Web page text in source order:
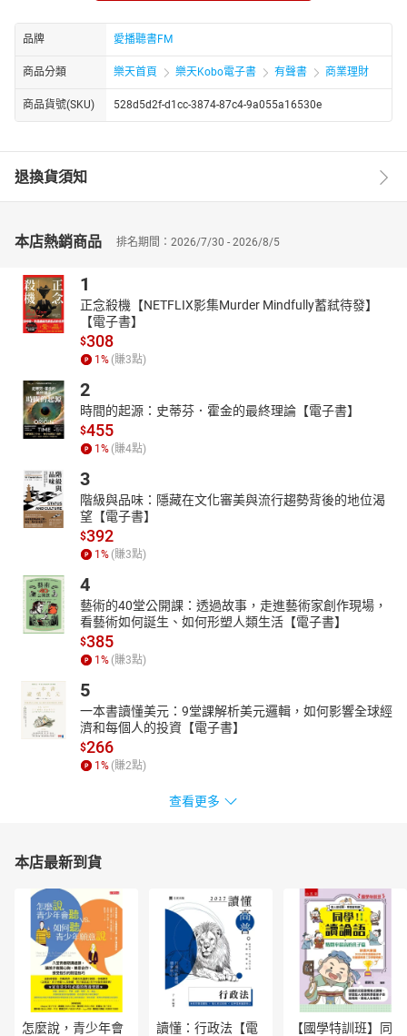
作者簡介-財金智慧教育推廣協會
因應複雜的金融環境，財金智慧已是每個人的基本生活技能，各國
紛紛投入提倡財金教育的行列。在台灣，一般大眾的基礎金融知識
普遍不足，導致許多社會問題。因此我們結合一群財金、教育界專
（FINLEA, Financial Literacy & Education Association），FINLEA
歷任理事長包含林全、楊子江、薛明玲及現任周行一理事長。
在人生不同階段的目標。
02 開啟財富之門—學會賺錢的第一課
04 花錢—彩虹市集的選擇考驗
05 信用—遺棄之島的約定考驗
06 保險—熱帶海域的風險試煉
07 投資—空中花園的成長考驗
08 助人—泡泡王國的大危機
品牌 愛播聽書FM
商品分類 樂天首頁 樂天Kobo電子書 有聲書 商業理財
商品貨號(SKU) 528d5d2f-d1cc-3874-87c4-9a055a16530e
退換貨須知
本店熱銷商品 排名期間：2026/7/30 - 2026/8/5
1
正念殺機【NETFLIX影集Murder Mindfully蓄弒待發】
【電子書】
$308
1 % (賺3點)
2
時間的起源：史蒂芬．霍金的最終理論【電子書】
$455
1 % (賺4點)
3
階級與品味：隱藏在文化審美與流行趨勢背後的地位渴
望【電子書】
$392
1 % (賺3點)
4
藝術的40堂公開課：透過故事，走進藝術家創作現場，
看藝術如何誕生、如何形塑人類生活【電子書】
$385
1 % (賺3點)
5
一本書讀懂美元：9堂課解析美元邏輯，如何影響全球經
濟和每個人的投資【電子書】
$266
1 % (賺2點)
查看更多
本店最新到貨
怎麼說，青少年會
讀懂：行政法【電
【國學特訓班】同